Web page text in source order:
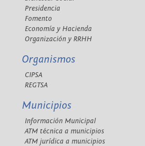
Presidencia
Fomento
Economía y Hacienda
Organización y RRHH
Organismos
CIPSA
REGTSA
Municipios
Información Municipal
ATM técnica a municipios
ATM jurídica a municipios